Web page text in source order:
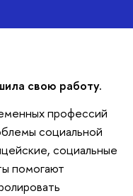
свою работу.
профессий
социальной
социальные
помогают